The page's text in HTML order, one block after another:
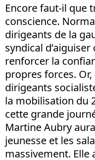
Encore faut-il que
conscience.
dirigeants de la
syndical
renforcer la
propres forces.
dirigeants
la mobilisation du
cette grande
Martine Aubry
jeunesse et les
massivement. Elle